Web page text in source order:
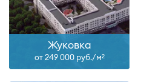
Жуковка
от 249 000 руб./м2